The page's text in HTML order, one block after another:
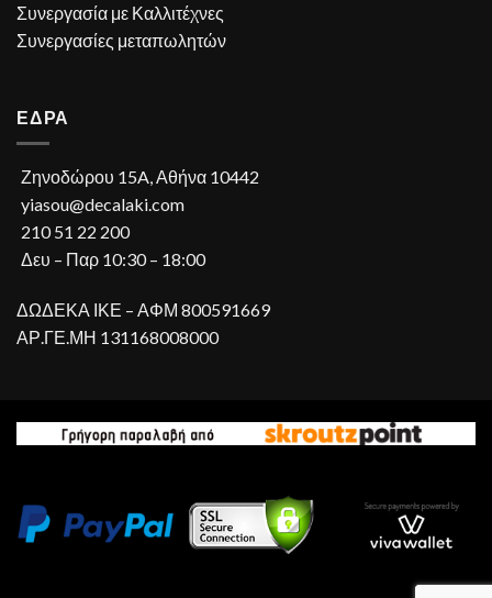
Συνεργασία με Καλλιτέχνες
Συνεργασίες μεταπωλητών
ΕΔΡΑ
Ζηνοδώρου 15A, Αθήνα 10442
yiasou@decalaki.com
210 51 22 200
Δευ – Παρ 10:30 – 18:00
ΔΩΔΕΚΑ ΙΚΕ – ΑΦΜ 800591669
ΑΡ.ΓΕ.ΜΗ 131168008000